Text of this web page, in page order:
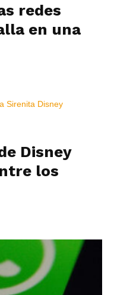
redes
en una
Disney
los